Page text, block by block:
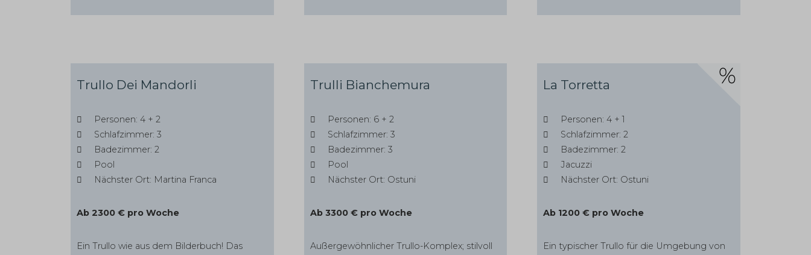
Trullo Dei Mandorli
Personen: 4 + 2
Schlafzimmer: 3
Badezimmer: 2
Pool
Nächster Ort: Martina Franca
Ab 2300 € pro Woche
Ein Trullo wie aus dem Bilderbuch! Das
Trulli Bianchemura
Personen: 6 + 2
Schlafzimmer: 3
Badezimmer: 3
Pool
Nächster Ort: Ostuni
Ab 3300 € pro Woche
Außergewöhnlicher Trullo-Komplex; stilvoll
La Torretta
Personen: 4 + 1
Schlafzimmer: 2
Badezimmer: 2
Jacuzzi
Nächster Ort: Ostuni
Ab 1200 € pro Woche
Ein typischer Trullo für die Umgebung von